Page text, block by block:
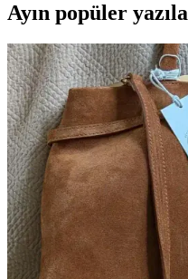
Ayın popüler